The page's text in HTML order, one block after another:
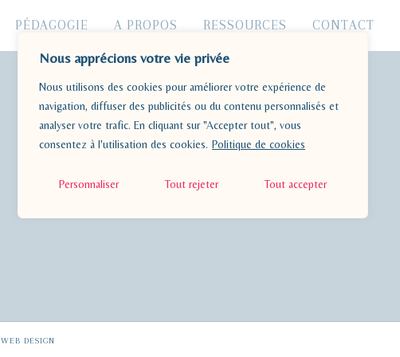
Nous apprécions votre vie privée
Nous utilisons des cookies pour améliorer votre expérience de
navigation, diffuser des publicités ou du contenu personnalisés et
analyser votre trafic. En cliquant sur "Accepter tout", vous
consentez à l'utilisation des cookies. Politique de cookies
Personnaliser Tout rejeter Tout accepter
PÉDAGOGIE A PROPOS RESSOURCES CONTACT
WEB DESIGN